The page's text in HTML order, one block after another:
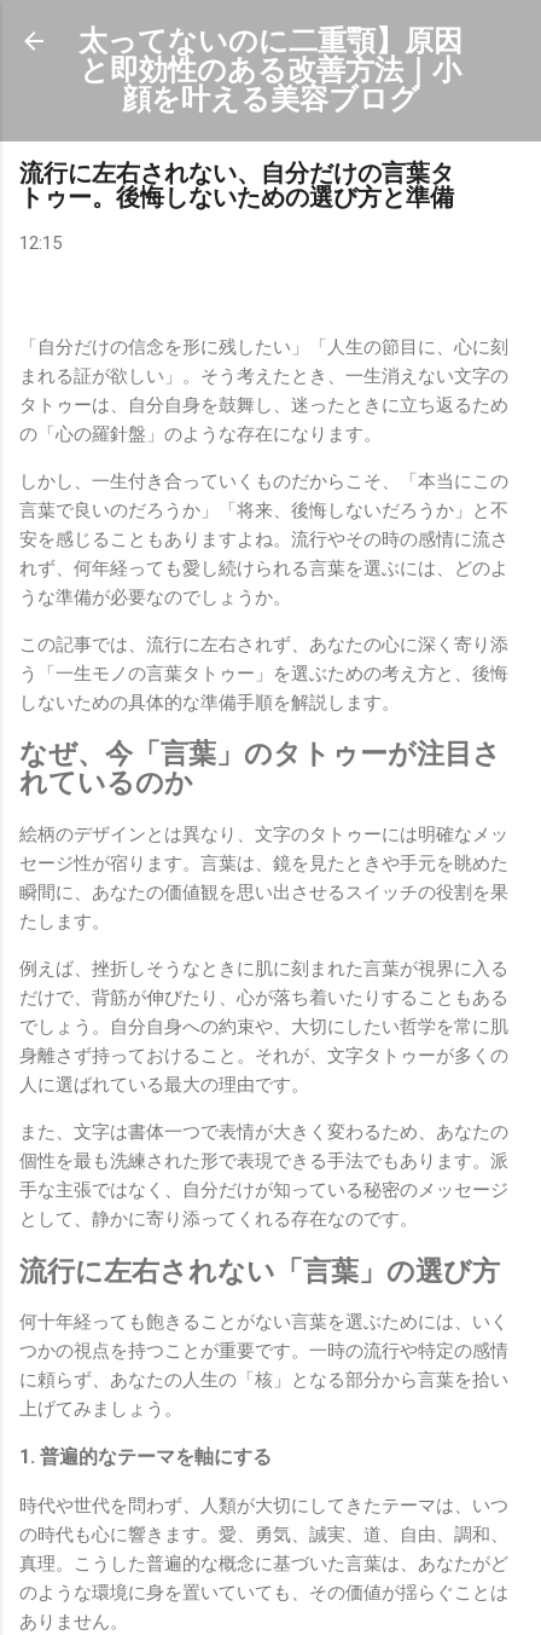
スキップしてメイン コンテンツに移動
太ってないのに二重顎】原因
と即効性のある改善方法｜小
顔を叶える美容ブログ
流行に左右されない、自分だけの言葉タ
トゥー。後悔しないための選び方と準備
12:15
「自分だけの信念を形に残したい」「人生の節目に、心に刻
まれる証が欲しい」。そう考えたとき、一生消えない文字の
タトゥーは、自分自身を鼓舞し、迷ったときに立ち返るため
の「心の羅針盤」のような存在になります。
しかし、一生付き合っていくものだからこそ、「本当にこの
言葉で良いのだろうか」「将来、後悔しないだろうか」と不
安を感じることもありますよね。流行やその時の感情に流さ
れず、何年経っても愛し続けられる言葉を選ぶには、どのよ
うな準備が必要なのでしょうか。
この記事では、流行に左右されず、あなたの心に深く寄り添
う「一生モノの言葉タトゥー」を選ぶための考え方と、後悔
しないための具体的な準備手順を解説します。
なぜ、今「言葉」のタトゥーが注目さ
れているのか
絵柄のデザインとは異なり、文字のタトゥーには明確なメッ
セージ性が宿ります。言葉は、鏡を見たときや手元を眺めた
瞬間に、あなたの価値観を思い出させるスイッチの役割を果
たします。
例えば、挫折しそうなときに肌に刻まれた言葉が視界に入る
だけで、背筋が伸びたり、心が落ち着いたりすることもある
でしょう。自分自身への約束や、大切にしたい哲学を常に肌
身離さず持っておけること。それが、文字タトゥーが多くの
人に選ばれている最大の理由です。
また、文字は書体一つで表情が大きく変わるため、あなたの
個性を最も洗練された形で表現できる手法でもあります。派
手な主張ではなく、自分だけが知っている秘密のメッセージ
として、静かに寄り添ってくれる存在なのです。
流行に左右されない「言葉」の選び方
何十年経っても飽きることがない言葉を選ぶためには、いく
つかの視点を持つことが重要です。一時の流行や特定の感情
に頼らず、あなたの人生の「核」となる部分から言葉を拾い
上げてみましょう。
1. 普遍的なテーマを軸にする
時代や世代を問わず、人類が大切にしてきたテーマは、いつ
の時代も心に響きます。愛、勇気、誠実、道、自由、調和、
真理。こうした普遍的な概念に基づいた言葉は、あなたがど
のような環境に身を置いていても、その価値が揺らぐことは
ありません。